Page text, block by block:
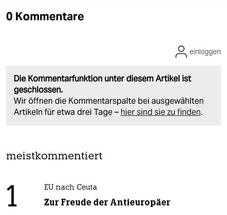
0 Kommentare
Die Kommentarfunktion unter diesem Artikel ist
geschlossen.
Wir öffnen die Kommentarspalte bei ausgewählten
Artikeln für etwa drei Tage – hier sind sie zu finden.
einloggen
meistkommentiert
1 EU nach Ceuta
Zur Freude der Antieuropäer